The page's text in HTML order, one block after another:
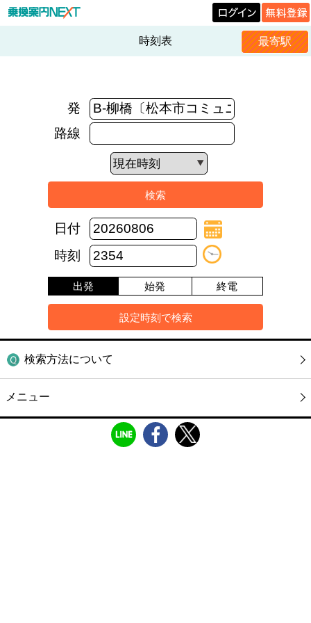
時刻表 最寄駅
発
路線
日付
時刻
出発 始発 終電
検索方法について
メニュー